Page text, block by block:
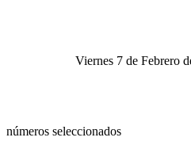
Viernes 7 de Febrero
números seleccionados